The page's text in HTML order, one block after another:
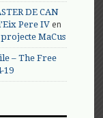
DE CAN
Pere IV en
MaCus
– The Free
19